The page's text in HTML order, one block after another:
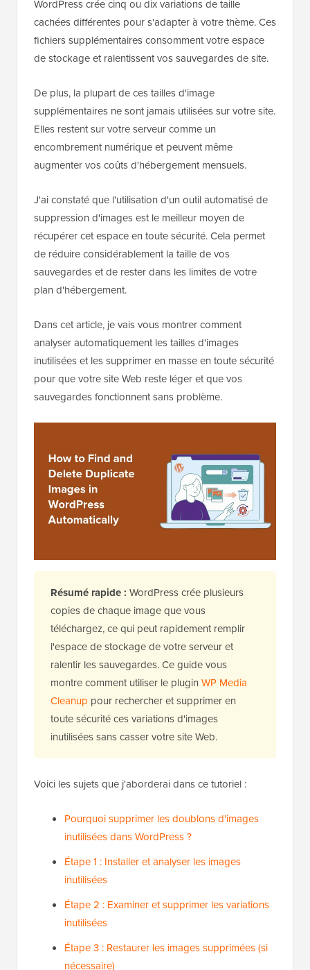
WordPress crée cinq ou dix variations de taille
cachées différentes pour s'adapter à votre thème. Ces
fichiers supplémentaires consomment votre espace
de stockage et ralentissent vos sauvegardes de site.
De plus, la plupart de ces tailles d'image
supplémentaires ne sont jamais utilisées sur votre site.
Elles restent sur votre serveur comme un
encombrement numérique et peuvent même
augmenter vos coûts d'hébergement mensuels.
J'ai constaté que l'utilisation d'un outil automatisé de
suppression d'images est le meilleur moyen de
récupérer cet espace en toute sécurité. Cela permet
de réduire considérablement la taille de vos
sauvegardes et de rester dans les limites de votre
plan d'hébergement.
Dans cet article, je vais vous montrer comment
analyser automatiquement les tailles d'images
inutilisées et les supprimer en masse en toute sécurité
pour que votre site Web reste léger et que vos
sauvegardes fonctionnent sans problème.
Résumé rapide : WordPress crée plusieurs
copies de chaque image que vous
téléchargez, ce qui peut rapidement remplir
l'espace de stockage de votre serveur et
ralentir les sauvegardes. Ce guide vous
montre comment utiliser le plugin WP Media
Cleanup pour rechercher et supprimer en
toute sécurité ces variations d'images
inutilisées sans casser votre site Web.
Voici les sujets que j'aborderai dans ce tutoriel :
Pourquoi supprimer les doublons d'images
inutilisées dans WordPress ?
Étape 1 : Installer et analyser les images
inutilisées
Étape 2 : Examiner et supprimer les variations
inutilisées
Étape 3 : Restaurer les images supprimées (si
nécessaire)